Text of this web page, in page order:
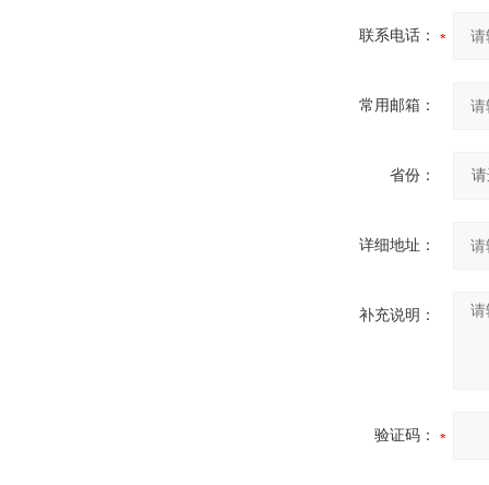
联系电话：
常用邮箱：
省份：
详细地址：
补充说明：
验证码：